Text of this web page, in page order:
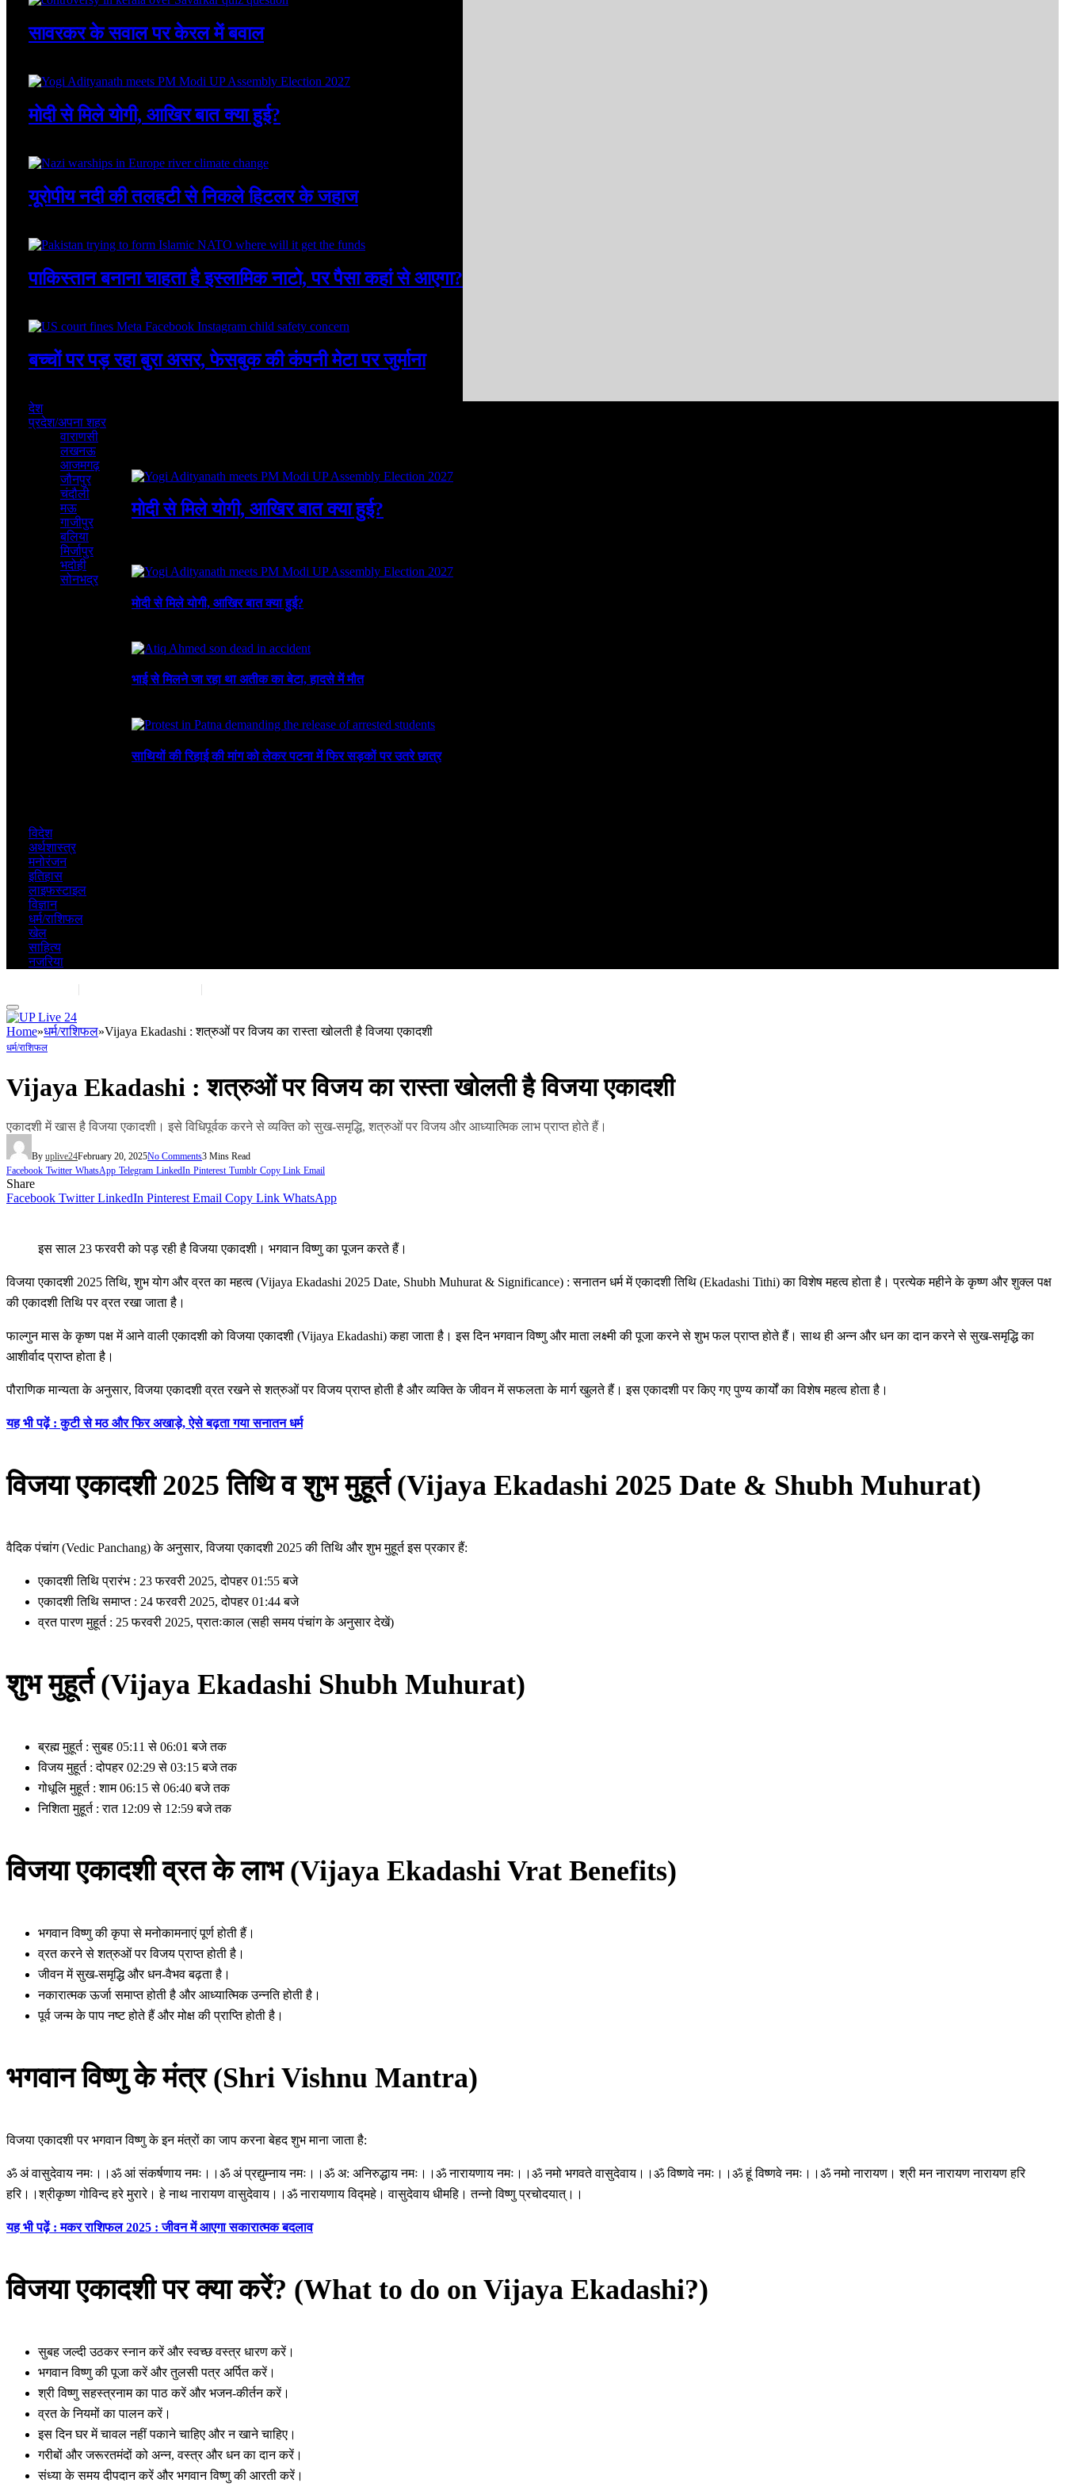
सावरकर के सवाल पर केरल में बवाल
मोदी से मिले योगी, आखिर बात क्या हुई?
यूरोपीय नदी की तलहटी से निकले हिटलर के जहाज
पाकिस्तान बनाना चाहता है इस्लामिक नाटो, पर पैसा कहां से आएगा?
बच्चों पर पड़ रहा बुरा असर, फेसबुक की कंपनी मेटा पर जुर्माना
देश
प्रदेश/अपना शहर
वाराणसी
लखनऊ
आजमगढ़
जौनपुर
चंदौली
मऊ
गाजीपुर
बलिया
मिर्जापुर
भदोही
सोनभद्र
मोदी से मिले योगी, आखिर बात क्या हुई?
मोदी से मिले योगी, आखिर बात क्या हुई?
भाई से मिलने जा रहा था अतीक का बेटा, हादसे में मौत
साथियों की रिहाई की मांग को लेकर पटना में फिर सड़कों पर उतरे छात्र
विदेश
अर्थशास्त्र
मनोरंजन
इतिहास
लाइफस्टाइल
विज्ञान
धर्म/राशिफल
खेल
साहित्य
नजरिया
| |
Home»धर्म/राशिफल»Vijaya Ekadashi : शत्रुओं पर विजय का रास्ता खोलती है विजया एकादशी
धर्म/राशिफल
Vijaya Ekadashi : शत्रुओं पर विजय का रास्ता खोलती है विजया एकादशी
एकादशी में खास है विजया एकादशी। इसे विधिपूर्वक करने से व्यक्ति को सुख-समृद्धि, शत्रुओं पर विजय और आध्यात्मिक लाभ प्राप्त होते हैं।
By uplive24February 20, 2025No Comments3 Mins Read
Facebook Twitter WhatsApp Telegram LinkedIn Pinterest Tumblr Copy Link Email
Share
Facebook Twitter LinkedIn Pinterest Email Copy Link WhatsApp
इस साल 23 फरवरी को पड़ रही है विजया एकादशी। भगवान विष्णु का पूजन करते हैं।
विजया एकादशी 2025 तिथि, शुभ योग और व्रत का महत्व (Vijaya Ekadashi 2025 Date, Shubh Muhurat & Significance) : सनातन धर्म में एकादशी तिथि (Ekadashi Tithi) का विशेष महत्व होता है। प्रत्येक महीने के कृष्ण और शुक्ल पक्ष
की एकादशी तिथि पर व्रत रखा जाता है।
फाल्गुन मास के कृष्ण पक्ष में आने वाली एकादशी को विजया एकादशी (Vijaya Ekadashi) कहा जाता है। इस दिन भगवान विष्णु और माता लक्ष्मी की पूजा करने से शुभ फल प्राप्त होते हैं। साथ ही अन्न और धन का दान करने से सुख-समृद्धि का
आशीर्वाद प्राप्त होता है।
पौराणिक मान्यता के अनुसार, विजया एकादशी व्रत रखने से शत्रुओं पर विजय प्राप्त होती है और व्यक्ति के जीवन में सफलता के मार्ग खुलते हैं। इस एकादशी पर किए गए पुण्य कार्यों का विशेष महत्व होता है।
यह भी पढ़ें : कुटी से मठ और फिर अखाड़े, ऐसे बढ़ता गया सनातन धर्म
विजया एकादशी 2025 तिथि व शुभ मुहूर्त (Vijaya Ekadashi 2025 Date & Shubh Muhurat)
वैदिक पंचांग (Vedic Panchang) के अनुसार, विजया एकादशी 2025 की तिथि और शुभ मुहूर्त इस प्रकार हैं:
एकादशी तिथि प्रारंभ : 23 फरवरी 2025, दोपहर 01:55 बजे
एकादशी तिथि समाप्त : 24 फरवरी 2025, दोपहर 01:44 बजे
व्रत पारण मुहूर्त : 25 फरवरी 2025, प्रातःकाल (सही समय पंचांग के अनुसार देखें)
शुभ मुहूर्त (Vijaya Ekadashi Shubh Muhurat)
ब्रह्म मुहूर्त : सुबह 05:11 से 06:01 बजे तक
विजय मुहूर्त : दोपहर 02:29 से 03:15 बजे तक
गोधूलि मुहूर्त : शाम 06:15 से 06:40 बजे तक
निशिता मुहूर्त : रात 12:09 से 12:59 बजे तक
विजया एकादशी व्रत के लाभ (Vijaya Ekadashi Vrat Benefits)
भगवान विष्णु की कृपा से मनोकामनाएं पूर्ण होती हैं।
व्रत करने से शत्रुओं पर विजय प्राप्त होती है।
जीवन में सुख-समृद्धि और धन-वैभव बढ़ता है।
नकारात्मक ऊर्जा समाप्त होती है और आध्यात्मिक उन्नति होती है।
पूर्व जन्म के पाप नष्ट होते हैं और मोक्ष की प्राप्ति होती है।
भगवान विष्णु के मंत्र (Shri Vishnu Mantra)
विजया एकादशी पर भगवान विष्णु के इन मंत्रों का जाप करना बेहद शुभ माना जाता है:
ॐ अं वासुदेवाय नमः।।ॐ आं संकर्षणाय नमः।।ॐ अं प्रद्युम्नाय नमः।।ॐ अ: अनिरुद्धाय नमः।।ॐ नारायणाय नमः।।ॐ नमो भगवते वासुदेवाय।।ॐ विष्णवे नमः।।ॐ हूं विष्णवे नमः।।ॐ नमो नारायण। श्री मन नारायण नारायण हरि
हरि।।श्रीकृष्ण गोविन्द हरे मुरारे। हे नाथ नारायण वासुदेवाय।।ॐ नारायणाय विद्महे। वासुदेवाय धीमहि। तन्नो विष्णु प्रचोदयात्।।
यह भी पढ़ें : मकर राशिफल 2025 : जीवन में आएगा सकारात्मक बदलाव
विजया एकादशी पर क्या करें? (What to do on Vijaya Ekadashi?)
सुबह जल्दी उठकर स्नान करें और स्वच्छ वस्त्र धारण करें।
भगवान विष्णु की पूजा करें और तुलसी पत्र अर्पित करें।
श्री विष्णु सहस्त्रनाम का पाठ करें और भजन-कीर्तन करें।
व्रत के नियमों का पालन करें।
इस दिन घर में चावल नहीं पकाने चाहिए और न खाने चाहिए।
गरीबों और जरूरतमंदों को अन्न, वस्त्र और धन का दान करें।
संध्या के समय दीपदान करें और भगवान विष्णु की आरती करें।